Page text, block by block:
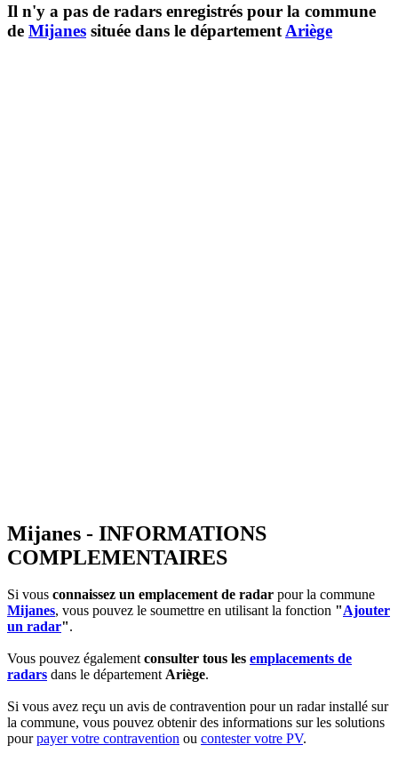
Il n'y a pas de radars enregistrés pour la commune
de Mijanes située dans le département Ariège
Mijanes - INFORMATIONS
COMPLEMENTAIRES
Si vous connaissez un emplacement de radar pour la commune
Mijanes, vous pouvez le soumettre en utilisant la fonction "Ajouter
un radar".
Vous pouvez égalementconsulter tous les emplacements de
radars dans le départementAriège.
Si vous avez reçu un avis de contravention pour un radar installé sur
la commune, vous pouvez obtenir des informations sur les solutions
pourpayer votre contravention ou contester votre PV.